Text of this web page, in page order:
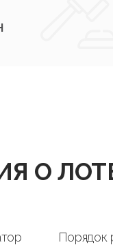
О
Порядок